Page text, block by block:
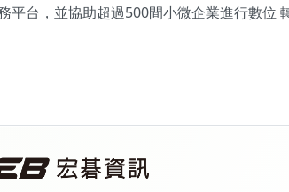
台，並協助超過500間小微企業進行數位